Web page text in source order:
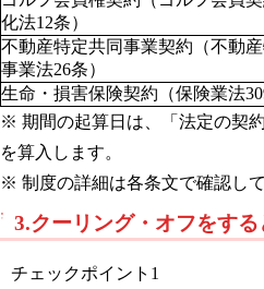
化法12条）
不動産特定共同事業契約（不動
事業法26条）
生命・損害保険契約（保険業法
※ 期間の起算日は、「法定の契
を算入します。
※ 制度の詳細は各条文で確認して
3.クーリング・オフをす
チェックポイント1